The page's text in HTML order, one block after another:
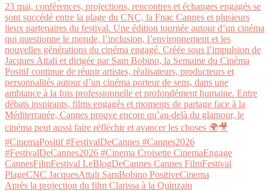
Après la projection du film Clarissa à la Quinzain